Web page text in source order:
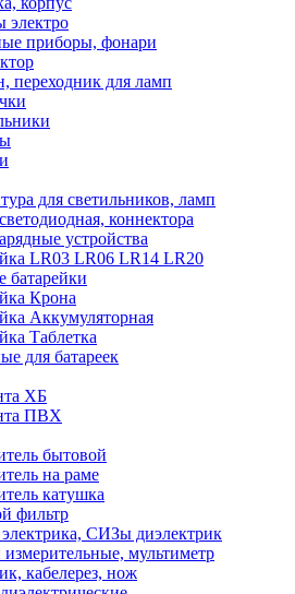
приборы, фонари
переходник для ламп
для светильников, ламп
коннектора
устройства
LR03 LR06 LR14 LR20
батарейки
Крона
Аккумуляторная
Таблетка
для батареек
ХБ
ПВХ
бытовой
на раме
катушка
фильтр
СИЗы диэлектрик
мультиметр
кабелерез, нож